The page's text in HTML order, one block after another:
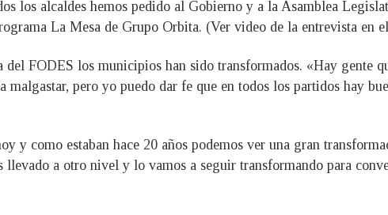
los alcaldes hemos pedido al Gobierno y a la Asamblea
La Mesa de Grupo Orbita. (Ver video de la entrevista en
FODES los municipios han sido transformados. «Hay gente
malgastar, pero yo puedo dar fe que en todos los partidos hay
y como estaban hace 20 años podemos ver una gran
a otro nivel y lo vamos a seguir transformando para